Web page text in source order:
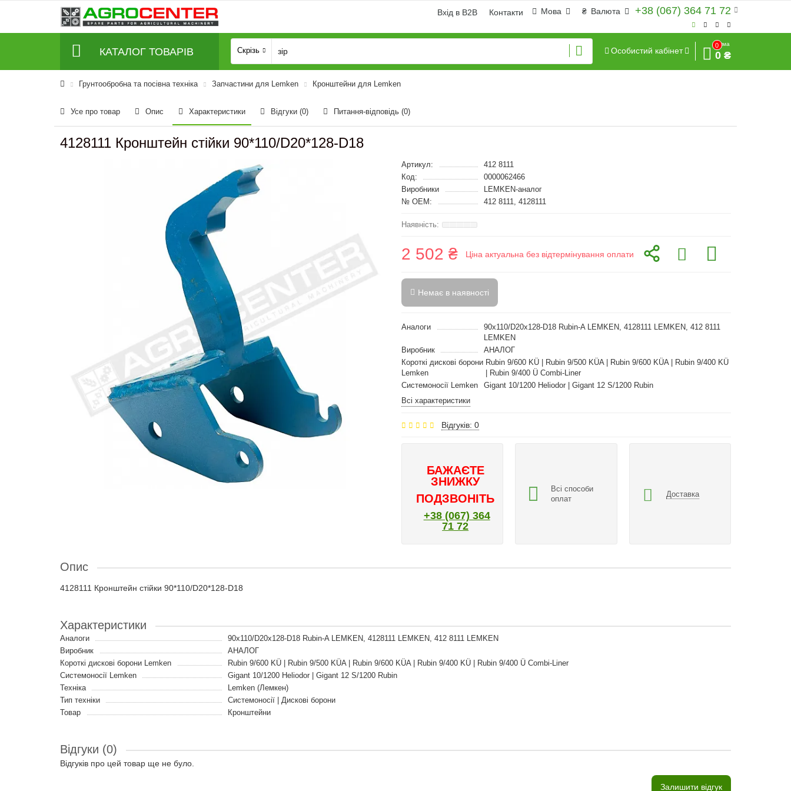
+38 (067) 364 71 72
₴ Валюта
Мова
Вхід в B2B Контакти
КАТАЛОГ ТОВАРІВ Скрізь Особистий кабінет
0
Сума
0 ₴
Грунтообробна та посівна техніка Запчастини для Lemken Кронштейни для Lemken
Усе про товар Опис Характеристики Відгуки (0) Питання-відповідь (0)
4128111 Кронштейн стійки 90*110/D20*128-D18
Артикул:
412 8111
Код:
0000062466
Виробники
LEMKEN-аналог
№ OEM:
412 8111, 4128111
2 502 ₴ Ціна актуальна без відтермінування оплати
Немає в наявності
Аналоги
90x110/D20x128-D18 Rubin-A LEMKEN, 4128111 LEMKEN, 412 8111
LEMKEN
Виробник
АНАЛОГ
Короткі дискові борони
Lemken
Rubin 9/600 KÜ | Rubin 9/500 KÜA | Rubin 9/600 KÜA | Rubin 9/400 KÜ
| Rubin 9/400 Ü Combi-Liner
Системоносії Lemken
Gigant 10/1200 Heliodor | Gigant 12 S/1200 Rubin
Всі характеристики
Відгуків: 0
БАЖАЄТЕ
ЗНИЖКУ
ПОДЗВОНІТЬ
+38 (067) 364
71 72
Всі способи
оплат
Доставка
Опис
4128111 Кронштейн стійки 90*110/D20*128-D18
Характеристики
Аналоги
90x110/D20x128-D18 Rubin-A LEMKEN, 4128111 LEMKEN, 412 8111 LEMKEN
Виробник
АНАЛОГ
Короткі дискові борони Lemken
Rubin 9/600 KÜ | Rubin 9/500 KÜA | Rubin 9/600 KÜA | Rubin 9/400 KÜ | Rubin 9/400 Ü Combi-Liner
Системоносії Lemken
Gigant 10/1200 Heliodor | Gigant 12 S/1200 Rubin
Техніка
Lemken (Лемкен)
Тип техніки
Системоносії | Дискові борони
Товар
Кронштейни
Відгуки (0)
Відгуків про цей товар ще не було.
Залишити відгук